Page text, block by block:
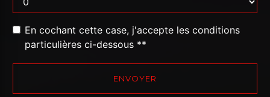
En cochant cette case, j'accepte les conditions
particulières ci-dessous **
ENVOYER